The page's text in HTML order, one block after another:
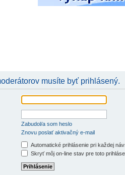
musíte byť prihlásený.
Zabudol/a som heslo
Znovu poslať aktivačný e-mail
Automatické prihlásenie pri každej
Skryť môj on-line stav pre toto